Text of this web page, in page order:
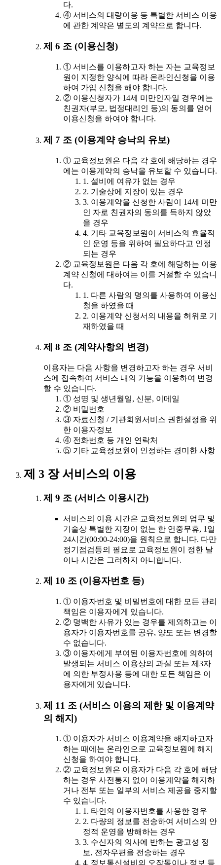
다.
④ 서비스의 대량이용 등 특별한 서비스 이용
에 관한 계약은 별도의 계약으로 합니다.
제 6 조 (이용신청)
① 서비스를 이용하고자 하는 자는 교육정보
원이 지정한 양식에 따라 온라인신청을 이용
하여 가입 신청을 해야 합니다.
② 이용신청자가 14세 미만인자일 경우에는
친권자(부모, 법정대리인 등)의 동의를 얻어
이용신청을 하여야 합니다.
제 7 조 (이용계약 승낙의 유보)
① 교육정보원은 다음 각 호에 해당하는 경우
에는 이용계약의 승낙을 유보할 수 있습니다.
1. 설비에 여유가 없는 경우
2. 기술상에 지장이 있는 경우
3. 이용계약을 신청한 사람이 14세 미만
인 자로 친권자의 동의를 득하지 않았
을 경우
4. 기타 교육정보원이 서비스의 효율적
인 운영 등을 위하여 필요하다고 인정
되는 경우
② 교육정보원은 다음 각 호에 해당하는 이용
계약 신청에 대하여는 이를 거절할 수 있습니
다.
1. 다른 사람의 명의를 사용하여 이용신
청을 하였을 때
2. 이용계약 신청서의 내용을 허위로 기
재하였을 때
제 8 조 (계약사항의 변경)
이용자는 다음 사항을 변경하고자 하는 경우 서비
스에 접속하여 서비스 내의 기능을 이용하여 변경
할 수 있습니다.
① 성명 및 생년월일, 신분, 이메일
② 비밀번호
③ 자료신청 / 기관회원서비스 권한설정을 위
한 이용자정보
④ 전화번호 등 개인 연락처
⑤ 기타 교육정보원이 인정하는 경미한 사항
제 3 장 서비스의 이용
제 9 조 (서비스 이용시간)
서비스의 이용 시간은 교육정보원의 업무 및
기술상 특별한 지장이 없는 한 연중무휴, 1일
24시간(00:00-24:00)을 원칙으로 합니다. 다만
정기점검등의 필요로 교육정보원이 정한 날
이나 시간은 그러하지 아니합니다.
제 10 조 (이용자번호 등)
① 이용자번호 및 비밀번호에 대한 모든 관리
책임은 이용자에게 있습니다.
② 명백한 사유가 있는 경우를 제외하고는 이
용자가 이용자번호를 공유, 양도 또는 변경할
수 없습니다.
③ 이용자에게 부여된 이용자번호에 의하여
발생되는 서비스 이용상의 과실 또는 제3자
에 의한 부정사용 등에 대한 모든 책임은 이
용자에게 있습니다.
제 11 조 (서비스 이용의 제한 및 이용계약
의 해지)
① 이용자가 서비스 이용계약을 해지하고자
하는 때에는 온라인으로 교육정보원에 해지
신청을 하여야 합니다.
② 교육정보원은 이용자가 다음 각 호에 해당
하는 경우 사전통지 없이 이용계약을 해지하
거나 전부 또는 일부의 서비스 제공을 중지할
수 있습니다.
1. 타인의 이용자번호를 사용한 경우
2. 다량의 정보를 전송하여 서비스의 안
정적 운영을 방해하는 경우
3. 수신자의 의사에 반하는 광고성 정
보, 전자우편을 전송하는 경우
4. 정보통신설비의 오작동이나 정보 등